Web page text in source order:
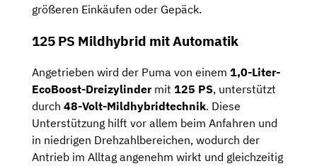
größeren Einkäufen oder Gepäck.
125 PS Mildhybrid mit Automatik
Angetrieben wird der Puma von einem 1,0-Liter-
EcoBoost-Dreizylindermit 125 PS, unterstützt
durch 48-Volt-Mildhybridtechnik. Diese
Unterstützung hilft vor allem beim Anfahren und
in niedrigen Drehzahlbereichen, wodurch der
Antrieb im Alltag angenehm wirkt und gleichzeitig